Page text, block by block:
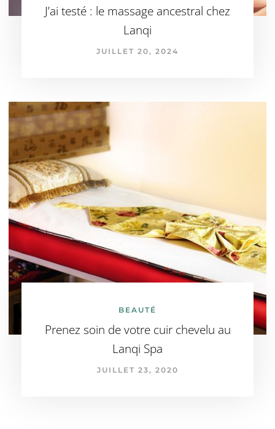
J’ai testé : le massage ancestral chez
Lanqi
JUILLET 20, 2024
BEAUTÉ
Prenez soin de votre cuir chevelu au
Lanqi Spa
JUILLET 23, 2020